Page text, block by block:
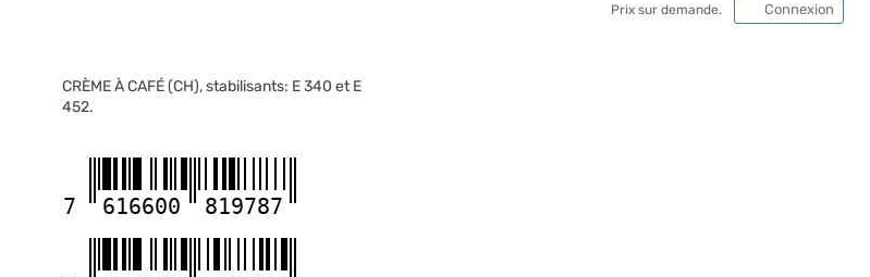
Prix sur demande. Connexion
CRÈME À CAFÉ (CH), stabilisants: E 340 et E
452.
7 616600 819787